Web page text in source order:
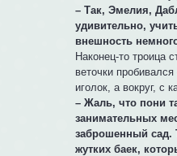
– Так, Эмелия,
удивительно,
внешность
Наконец-то троица
веточки
иголок, а вокруг,
– Жаль, что пони
занимательных
заброшенный сад.
жутких баек,